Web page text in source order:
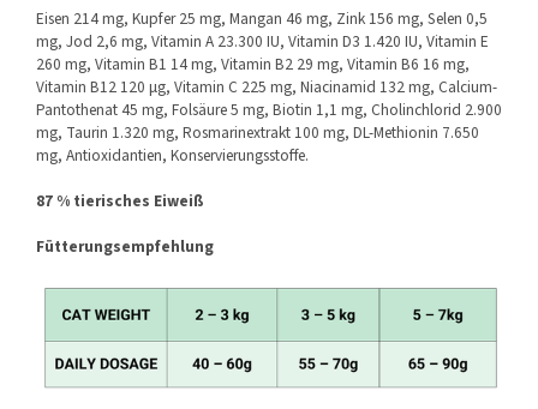
Eisen 214 mg, Kupfer 25 mg, Mangan 46 mg, Zink 156 mg, Selen 0,5
mg, Jod 2,6 mg, Vitamin A 23.300 IU, Vitamin D3 1.420 IU, Vitamin E
260 mg, Vitamin B1 14 mg, Vitamin B2 29 mg, Vitamin B6 16 mg,
Vitamin B12 120 μg, Vitamin C 225 mg, Niacinamid 132 mg, Calcium-
Pantothenat 45 mg, Folsäure 5 mg, Biotin 1,1 mg, Cholinchlorid 2.900
mg, Taurin 1.320 mg, Rosmarinextrakt 100 mg, DL-Methionin 7.650
mg, Antioxidantien, Konservierungsstoffe.
87 % tierisches Eiweiß
Fütterungsempfehlung